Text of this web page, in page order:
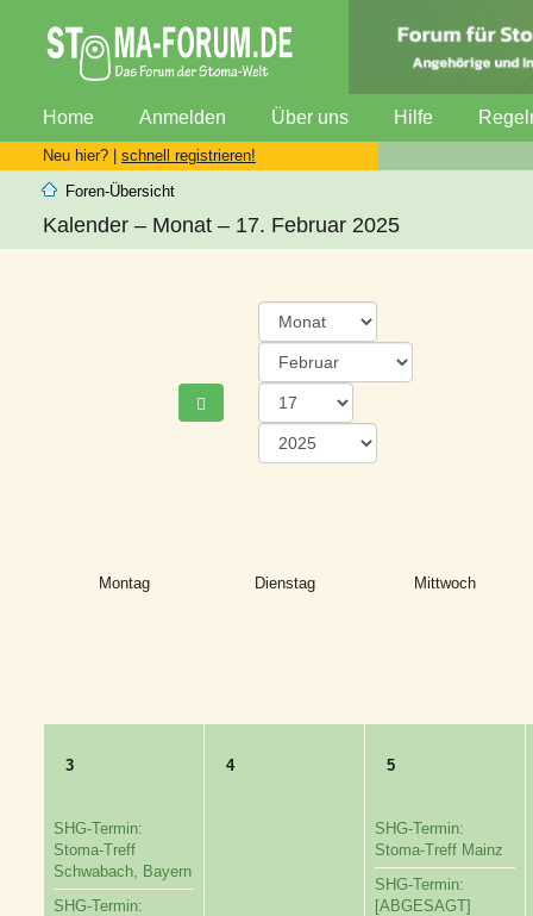
Home Anmelden Über uns Hilfe
Neu hier? | schnell registrieren!
Foren-Übersicht
Kalender – Monat – 17. Februar 2025
Montag Dienstag Mittwoch
3
SHG-Termin:
Stoma-Treff
Schwabach, Bayern
SHG-Termin:
4 5
SHG-Termin:
Stoma-Treff Mainz
SHG-Termin:
[ABGESAGT]